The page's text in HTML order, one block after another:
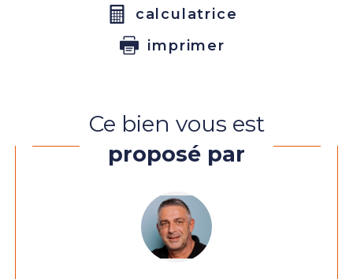
calculatrice
imprimer
Ce bien vous est
proposé par